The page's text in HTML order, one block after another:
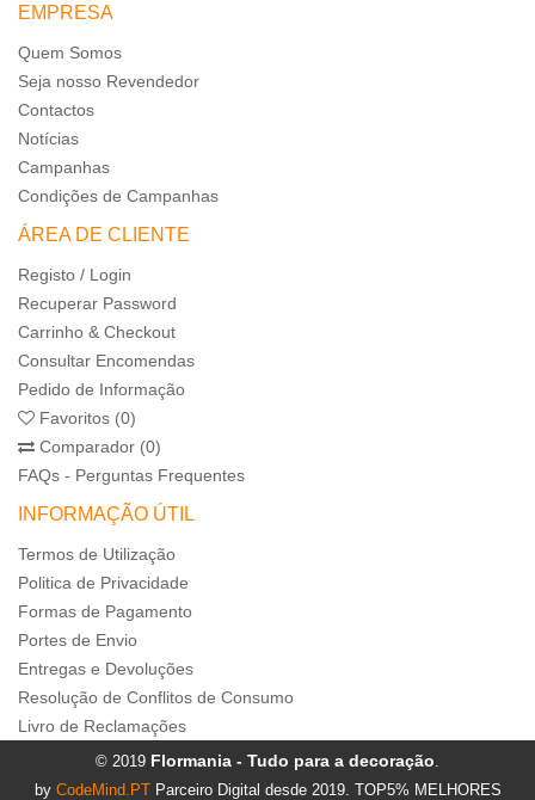
EMPRESA
Quem Somos
Seja nosso Revendedor
Contactos
Notícias
Campanhas
Condições de Campanhas
ÁREA DE CLIENTE
Registo / Login
Recuperar Password
Carrinho & Checkout
Consultar Encomendas
Pedido de Informação
Favoritos (0)
Comparador (0)
FAQs - Perguntas Frequentes
INFORMAÇÃO ÚTIL
Termos de Utilização
Politica de Privacidade
Formas de Pagamento
Portes de Envio
Entregas e Devoluções
Resolução de Conflitos de Consumo
Livro de Reclamações
© 2019 Flormania - Tudo para a decoração
by CodeMind.PT Parceiro Digital desde 2019. TOP5% MELHORES